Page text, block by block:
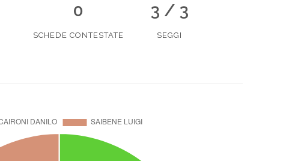
0
SCHEDE CONTESTATE
3 / 3
SEGGI